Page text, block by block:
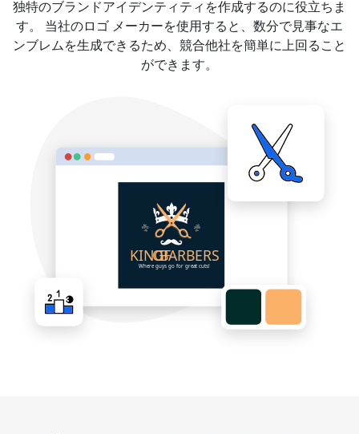
独特のブランドアイデンティティを作成するのに役立ちま
す。 当社のロゴ メーカーを使用すると、数分で見事なエ
ンブレムを生成できるため、競合他社を簡単に上回ること
ができます。